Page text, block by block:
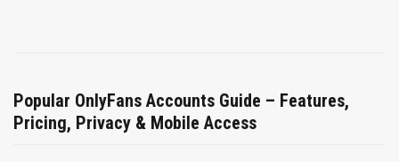
Popular OnlyFans Accounts Guide – Features,
Pricing, Privacy & Mobile Access